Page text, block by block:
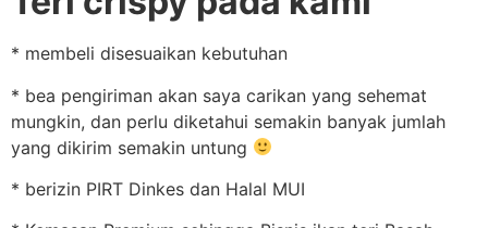
* membeli disesuaikan kebutuhan
* bea pengiriman akan saya carikan yang sehemat
mungkin, dan perlu diketahui semakin banyak jumlah
yang dikirim semakin untung
* berizin PIRT Dinkes dan Halal MUI